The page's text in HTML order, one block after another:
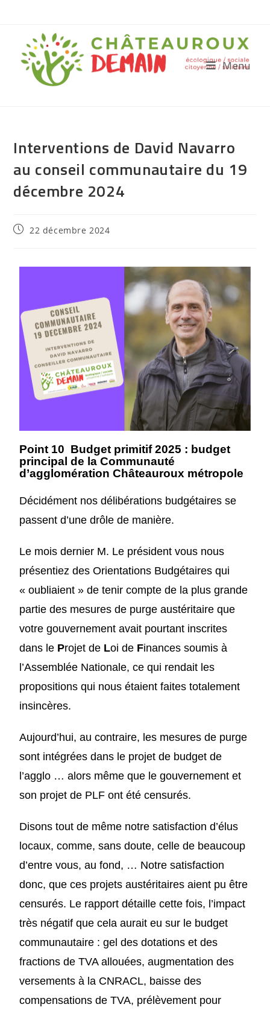
Menu
Interventions de David Navarro
au conseil communautaire du 19
décembre 2024
22 décembre 2024
Point 10 Budget primitif2025 : budget
principal de la Communauté
d’agglomération Châteauroux métropole
Décidément nos délibérations budgétaires se
passent d’une drôle de manière.
Le mois dernier M. Le présidentvous nous
présentiezdes Orientations Budgétaires qui
« oubliaient » de tenir compte de la plus grande
partie des mesures de purge austéritaire que
votre gouvernement avait pourtant inscrites
dans le Projet de Loi de Financessoumis à
l’Assemblée Nationale, ce qui rendait les
propositions qui nous étaient faites totalement
insincères.
Aujourd’hui, au contraire, les mesures de purge
sont intégrées dans le projet de budget de
l’agglo … alors même que le gouvernement et
son projet de PLF ont été censurés.
Disons tout de même notre satisfaction d’élus
locaux, comme, sans doute, celle de beaucoup
d’entre vous, au fond, … Notre satisfaction
donc, que ces projets austéritaires aient pu être
censurés. Le rapport détaille cette fois, l’impact
très négatif que cela aurait eu sur le budget
communautaire : gel des dotations et des
fractions de TVA allouées, augmentation des
versements à la CNRACL, baisse des
compensations de TVA, prélèvement pour